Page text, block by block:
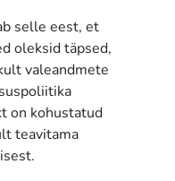
selle eest, et
oleksid täpsed,
valeandmete
on kohustatud
teavitama